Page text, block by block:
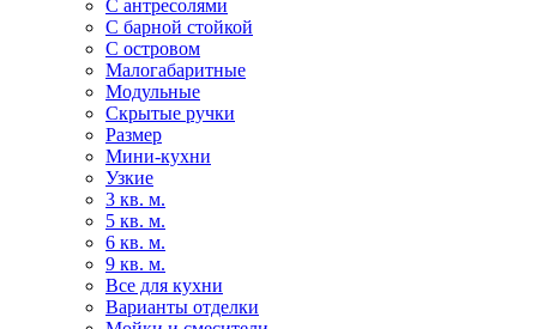
С антресолями
С барной стойкой
С островом
Малогабаритные
Модульные
Скрытые ручки
Размер
Мини-кухни
Узкие
3 кв. м.
5 кв. м.
6 кв. м.
9 кв. м.
Все для кухни
Варианты отделки